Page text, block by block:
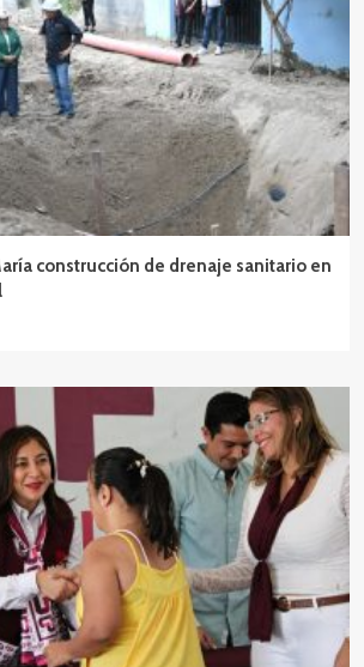
construcción de drenaje sanitario en